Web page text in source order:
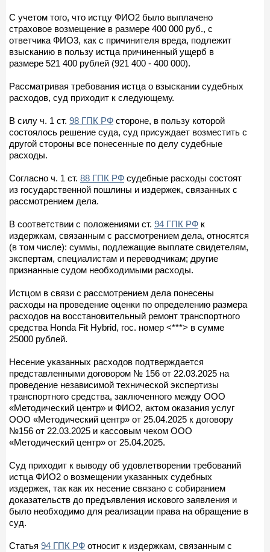
С учетом того, что истцу ФИО2 было выплачено
страховое возмещение в размере 400 000 руб., с
ответчика ФИО3, как с причинителя вреда, подлежит
взысканию в пользу истца причиненный ущерб в
размере 521 400 рублей (921 400 - 400 000).
Рассматривая требования истца о взыскании судебных
расходов, суд приходит к следующему.
В силу ч. 1 ст. 98 ГПК РФ стороне, в пользу которой
состоялось решение суда, суд присуждает возместить с
другой стороны все понесенные по делу судебные
расходы.
Согласно ч. 1 ст. 88 ГПК РФ судебные расходы состоят
из государственной пошлины и издержек, связанных с
рассмотрением дела.
В соответствии с положениями ст. 94 ГПК РФ к
издержкам, связанным с рассмотрением дела, относятся
(в том числе): суммы, подлежащие выплате свидетелям,
экспертам, специалистам и переводчикам; другие
признанные судом необходимыми расходы.
Истцом в связи с рассмотрением дела понесены
расходы на проведение оценки по определению размера
расходов на восстановительный ремонт транспортного
средства Honda Fit Hybrid, гос. номер <***> в сумме
25000 рублей.
Несение указанных расходов подтверждается
представленными договором № 156 от 22.03.2025 на
проведение независимой технической экспертизы
транспортного средства, заключенного между ООО
«Методический центр» и ФИО2, актом оказания услуг
ООО «Методический центр» от 25.04.2025 к договору
№156 от 22.03.2025 и кассовым чеком ООО
«Методический центр» от 25.04.2025.
Суд приходит к выводу об удовлетворении требований
истца ФИО2 о возмещении указанных судебных
издержек, так как их несение связано с собиранием
доказательств до предъявления искового заявления и
было необходимо для реализации права на обращение в
суд.
Статья 94 ГПК РФ относит к издержкам, связанным с